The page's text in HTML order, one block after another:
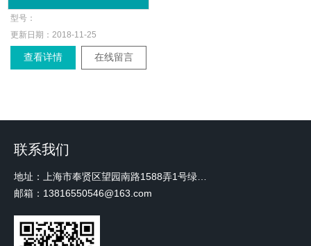
型号：
更新日期： 2018-11-25
查看详情 在线留言
联系我们
邮箱：13816550546@163.com